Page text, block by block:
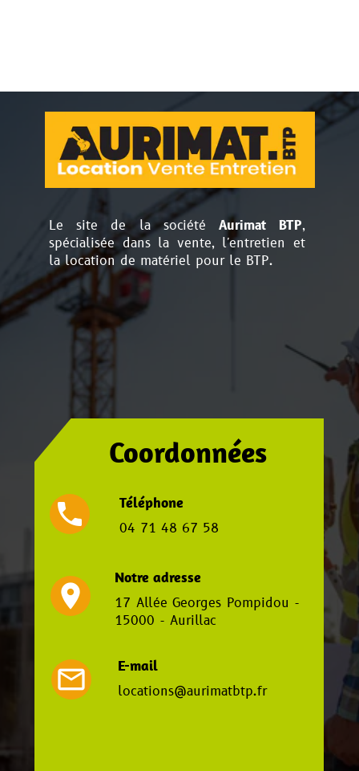
Téléphone
04 71 48 67 58
Notre adresse
17 Allée Georges Pompidou -
15000 - Aurillac
location_on
E-mail
locations@aurimatbtp.fr
mail_outline
local_phone
Coordonnées
Le site de la société Aurimat BTP,
spécialisée dans la vente, l'entretien et
la location de matériel pour le BTP.